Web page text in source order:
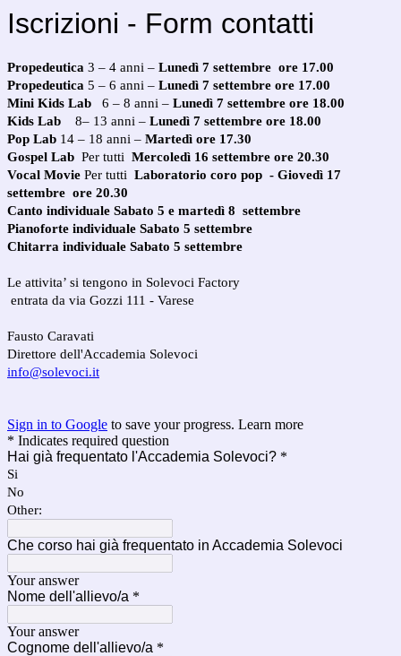
Iscrizioni - Form contatti
Propedeutica 3 – 4 anni – Lunedì 7 settembre ore 17.00
Propedeutica 5 – 6 anni – Lunedì 7 settembre ore 17.00
Mini Kids Lab
6 – 8 anni – Lunedì 7 settembre ore 18.00
Kids Lab
8– 13 anni – Lunedì 7 settembre ore 18.00
Pop Lab 14 – 18 anni – Martedì ore 17.30
Gospel Lab Per tutti Mercoledì 16 settembre ore 20.30
Vocal Movie Per tutti Laboratorio coro pop - Giovedì 17
settembre ore 20.30
Canto individuale Sabato 5 e martedì 8 settembre
Pianoforte individuale Sabato 5 settembre
Chitarra individuale Sabato 5 settembre
Le attivita’ si tengono in Solevoci Factory
entrata da via Gozzi 111 - Varese
Fausto Caravati
Direttore dell'Accademia Solevoci
info@solevoci.it
Sign in to Google to save your progress. Learn more
* Indicates required question
Hai già frequentato l'Accademia Solevoci? *
Si
No
Other:
Che corso hai già frequentato in Accademia Solevoci
Your answer
Nome dell'allievo/a *
Your answer
Cognome dell'allievo/a *